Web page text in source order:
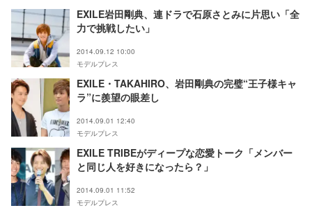
EXILE岩田剛典、連ドラで石原さとみに片思い「全
力で挑戦したい」
2014.09.12 10:00
モデルプレス
EXILE・TAKAHIRO、岩田剛典の完璧“王子様キャ
ラ”に羨望の眼差し
2014.09.01 12:40
モデルプレス
EXILE TRIBEがディープな恋愛トーク「メンバー
と同じ人を好きになったら？」
2014.09.01 11:52
モデルプレス